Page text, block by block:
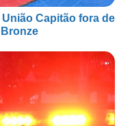
Capitão fora de